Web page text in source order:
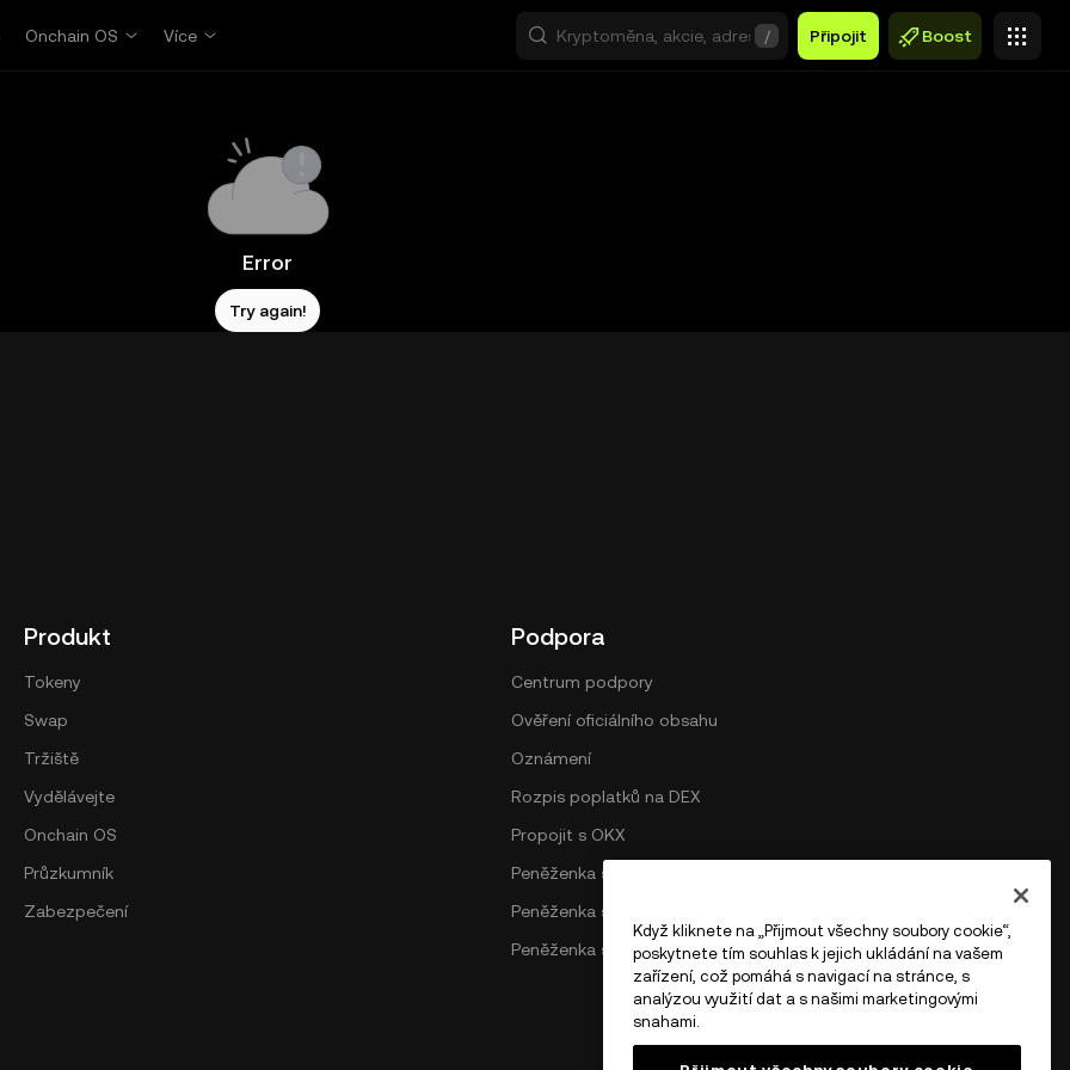
Onchain OS Více / Připojit Boost
Error
Try again!
Produkt
Tokeny
Swap
Tržiště
Vydělávejte
Onchain OS
Průzkumník
Zabezpečení
Podpora
Centrum podpory
Ověření oficiálního obsahu
Oznámení
Rozpis poplatků na DEX
Propojit s OKX
Peněženka sítě Bitcoin
Peněženka sítě Ethereum
Peněženka sítě Solana
Když kliknete na „Přijmout všechny soubory cookie“,
poskytnete tím souhlas k jejich ukládání na vašem
zařízení, což pomáhá s navigací na stránce, s
analýzou využití dat a s našimi marketingovými
snahami.